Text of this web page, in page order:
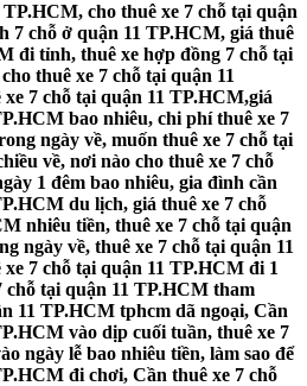
cho thuê xe 7 chỗ tại quận
7 chỗ ở quận 11 TP.HCM, giá thuê
đi tỉnh, thuê xe hợp đồng 7 chỗ tại
thuê xe 7 chỗ tại quận 11
7 chỗ tại quận 11 TP.HCM,giá
bao nhiêu, chi phí thuê xe 7
ngày về, muốn thuê xe 7 chỗ tại
về, nơi nào cho thuê xe 7 chỗ
1 đêm bao nhiêu, gia đình cần
du lịch, giá thuê xe 7 chỗ
nhiêu tiền, thuê xe 7 chỗ tại quận
ngày về, thuê xe 7 chỗ tại quận 11
7 chỗ tại quận 11 TP.HCM đi 1
chỗ tại quận 11 TP.HCM tham
11 TP.HCM tphcm dã ngoại, Cần
vào dịp cuối tuần, thuê xe 7
ngày lễ bao nhiêu tiền, làm sao để
đi chơi, Cần thuê xe 7 chỗ